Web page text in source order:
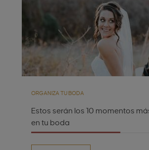
ORGANIZA TU BODA
Estos serán los 10 momentos
en tu boda